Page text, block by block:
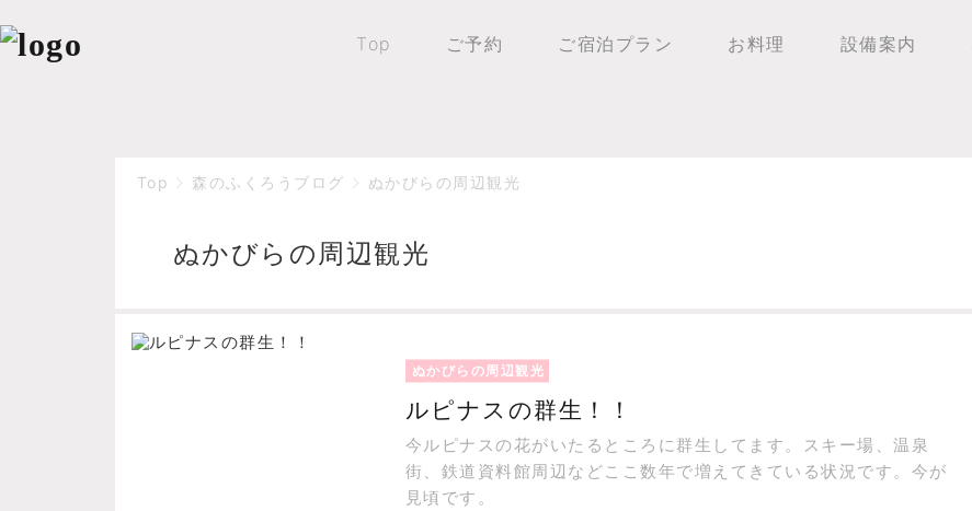
Top ご予約 ご宿泊プラン お料理 設備案内
Top 森のふくろうブログ ぬかびらの周辺観光
ぬかびらの周辺観光
ぬかびらの周辺観光
ルピナスの群生！！
今ルピナスの花がいたるところに群生してます。スキー場、温泉
街、鉄道資料館周辺などここ数年で増えてきている状況です。今が
見頃です。